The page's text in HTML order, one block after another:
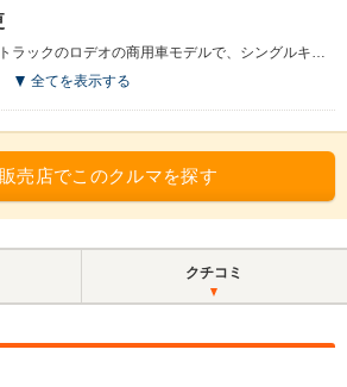
ファスターはピックアップトラックのロデオの商用車モデルで、シングルキャブのみの設定。このMCではフロントマスクが変更された。ロデオが4WDのみに対して、ファスターは2WDのみの設定。エンジンは2.7Lの直4直噴ディーゼルターボを搭載し、標準ボディのほかロングボディのフラットデッキ三方開きが用意される。（1992.10）
全てを表示する
売店でこのクルマを探す
クチコミ